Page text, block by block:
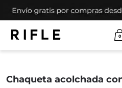
0
Chaqueta acolchada